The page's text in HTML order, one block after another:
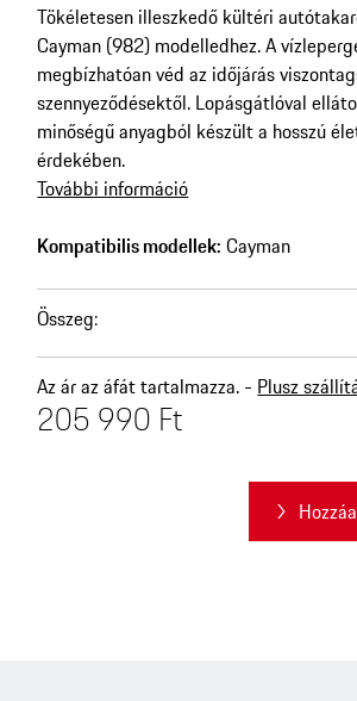
Tökéletesen illeszkedő kültéri
Cayman (982) modelledhez. A
megbízhatóan véd az időjárás
szennyeződésektől. Lopásgátlóval
minőségű anyagból készült a hosszú
érdekében.
További információ
Kompatibilis modellek: Cayman
Összeg:
Az ár az áfát tartalmazza. - Plusz
205 990 Ft